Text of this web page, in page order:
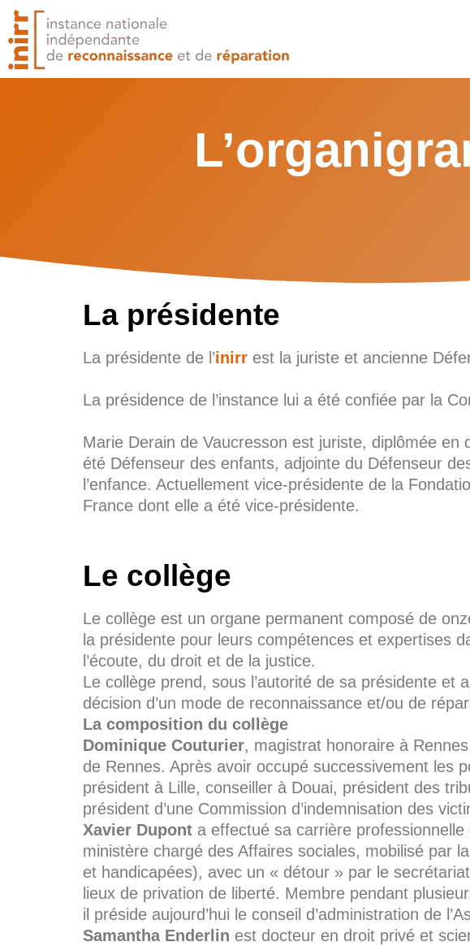
Aller
contenu
La présidente
La présidente de l’inirr est la juriste et ancienne
La présidence de l’instance lui a été confiée par la
Marie Derain de Vaucresson est juriste, diplômée
été Défenseur des enfants, adjointe du Défenseur
l’enfance. Actuellement vice-présidente de la
France dont elle a été vice-présidente.
Le collège
Le collège est un organe permanent composé de
la présidente pour leurs compétences et expertises
l’écoute, du droit et de la justice.
Le collège prend, sous l’autorité de sa présidente
décision d’un mode de reconnaissance et/ou de
La composition du collège
Dominique Couturier, magistrat honoraire à
de Rennes. Après avoir occupé successivement les
président à Lille, conseiller à Douai, président des
président d’une Commission d’indemnisation des
Xavier Dupont a effectué sa carrière
ministère chargé des Affaires sociales, mobilisé par
et handicapées), avec un « détour » par le
lieux de privation de liberté. Membre pendant
il préside aujourd’hui le conseil d’administration de
Samantha Enderlin est docteur en droit privé et